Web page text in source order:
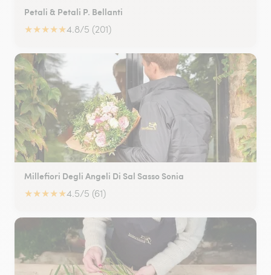
Petali & Petali P. Bellanti
★★★★★4.8/5 (201)
Millefiori Degli Angeli Di Sal Sasso Sonia
★★★★★4.5/5 (61)